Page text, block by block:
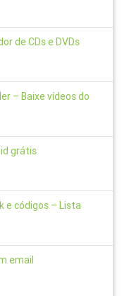
de CDs e DVDs
– Baixe vídeos do
grátis
e códigos – Lista
email